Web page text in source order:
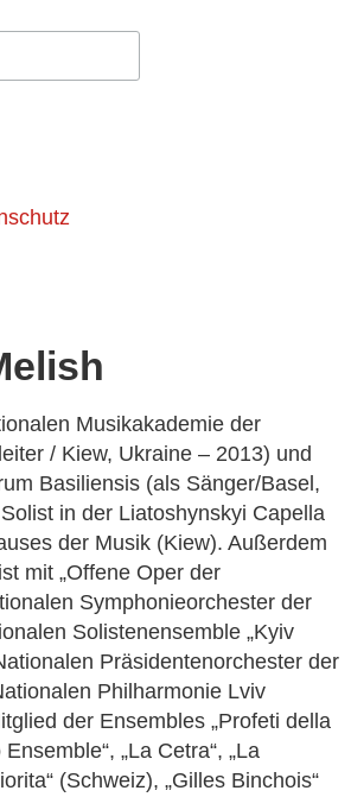
Musikakademie der
/ Kiew, Ukraine – 2013) und
Basiliensis (als Sänger/Basel,
olist in der Liatoshynskyi Capella
der Musik (Kiew). Außerdem
mit „Offene Oper der
Symphonieorchester der
Solistenensemble „Kyiv
Präsidentenorchester der
Philharmonie Lviv
der Ensembles „Profeti della
„La Cetra“, „La
(Schweiz), „Gilles Binchois“